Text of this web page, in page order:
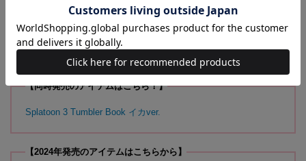
に対し水200mL（4℃）を投入後、7℃以下を6時間キープ。ただし、飲
み物の量が減るにつれて効力も下がります
【同時発売のアイテムはこちら！】
Splatoon 3 Tumbler Book イカver.
【2024年発売のアイテムはこちらから】